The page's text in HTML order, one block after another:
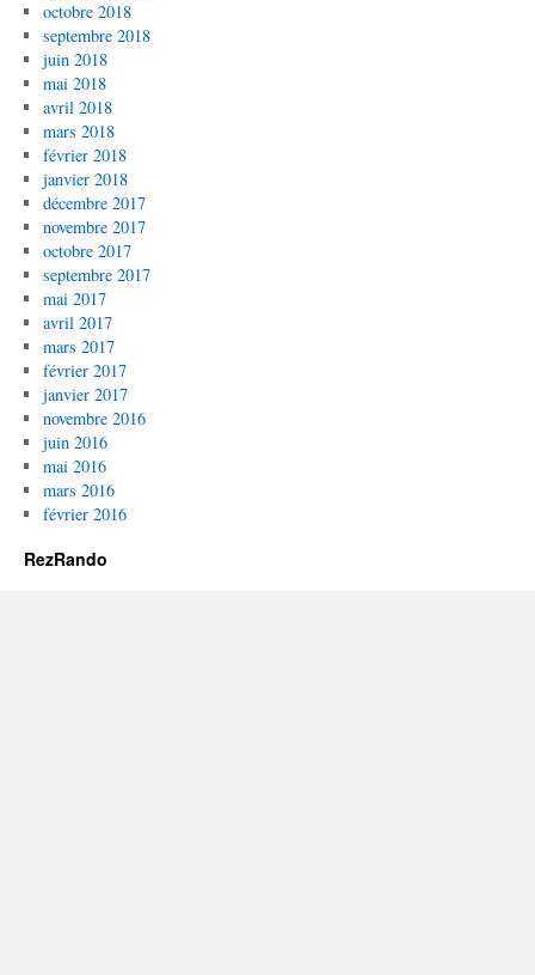
octobre 2018
septembre 2018
juin 2018
mai 2018
avril 2018
mars 2018
février 2018
janvier 2018
décembre 2017
novembre 2017
octobre 2017
septembre 2017
mai 2017
avril 2017
mars 2017
février 2017
janvier 2017
novembre 2016
juin 2016
mai 2016
mars 2016
février 2016
RezRando